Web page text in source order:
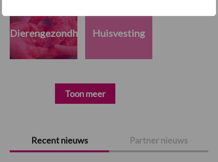
Primaire
Sidebar
Recent nieuws Partner nieuws
Dierengezondheid Huisvesting
Toon meer